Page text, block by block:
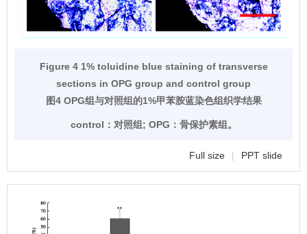
Figure 4 1% toluidine blue staining of transverse
sections in OPG group and control group
图4 OPG组与对照组的1%甲苯胺蓝染色组织学结果
control：对照组; OPG：骨保护素组。
Full size | PPT slide